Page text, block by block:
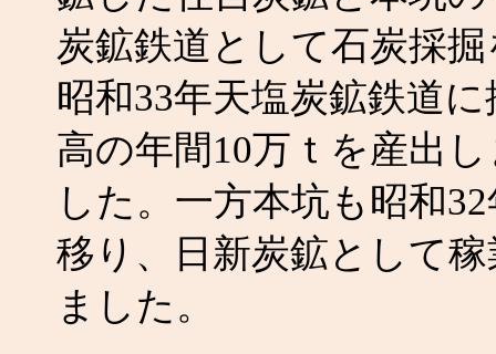
炭鉱鉄道として石炭採
昭和33年天塩炭鉱鉄道
高の年間10万ｔを産出
した。一方本坑も昭和
移り、日新炭鉱として
ました。